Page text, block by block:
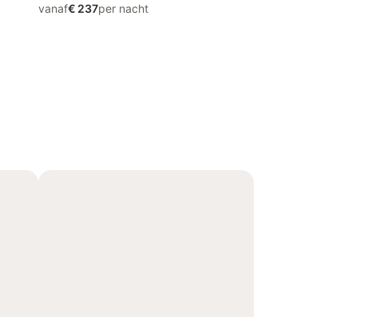
vanaf€ 237per nacht